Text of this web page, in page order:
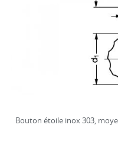
Bouton étoile inox 303,